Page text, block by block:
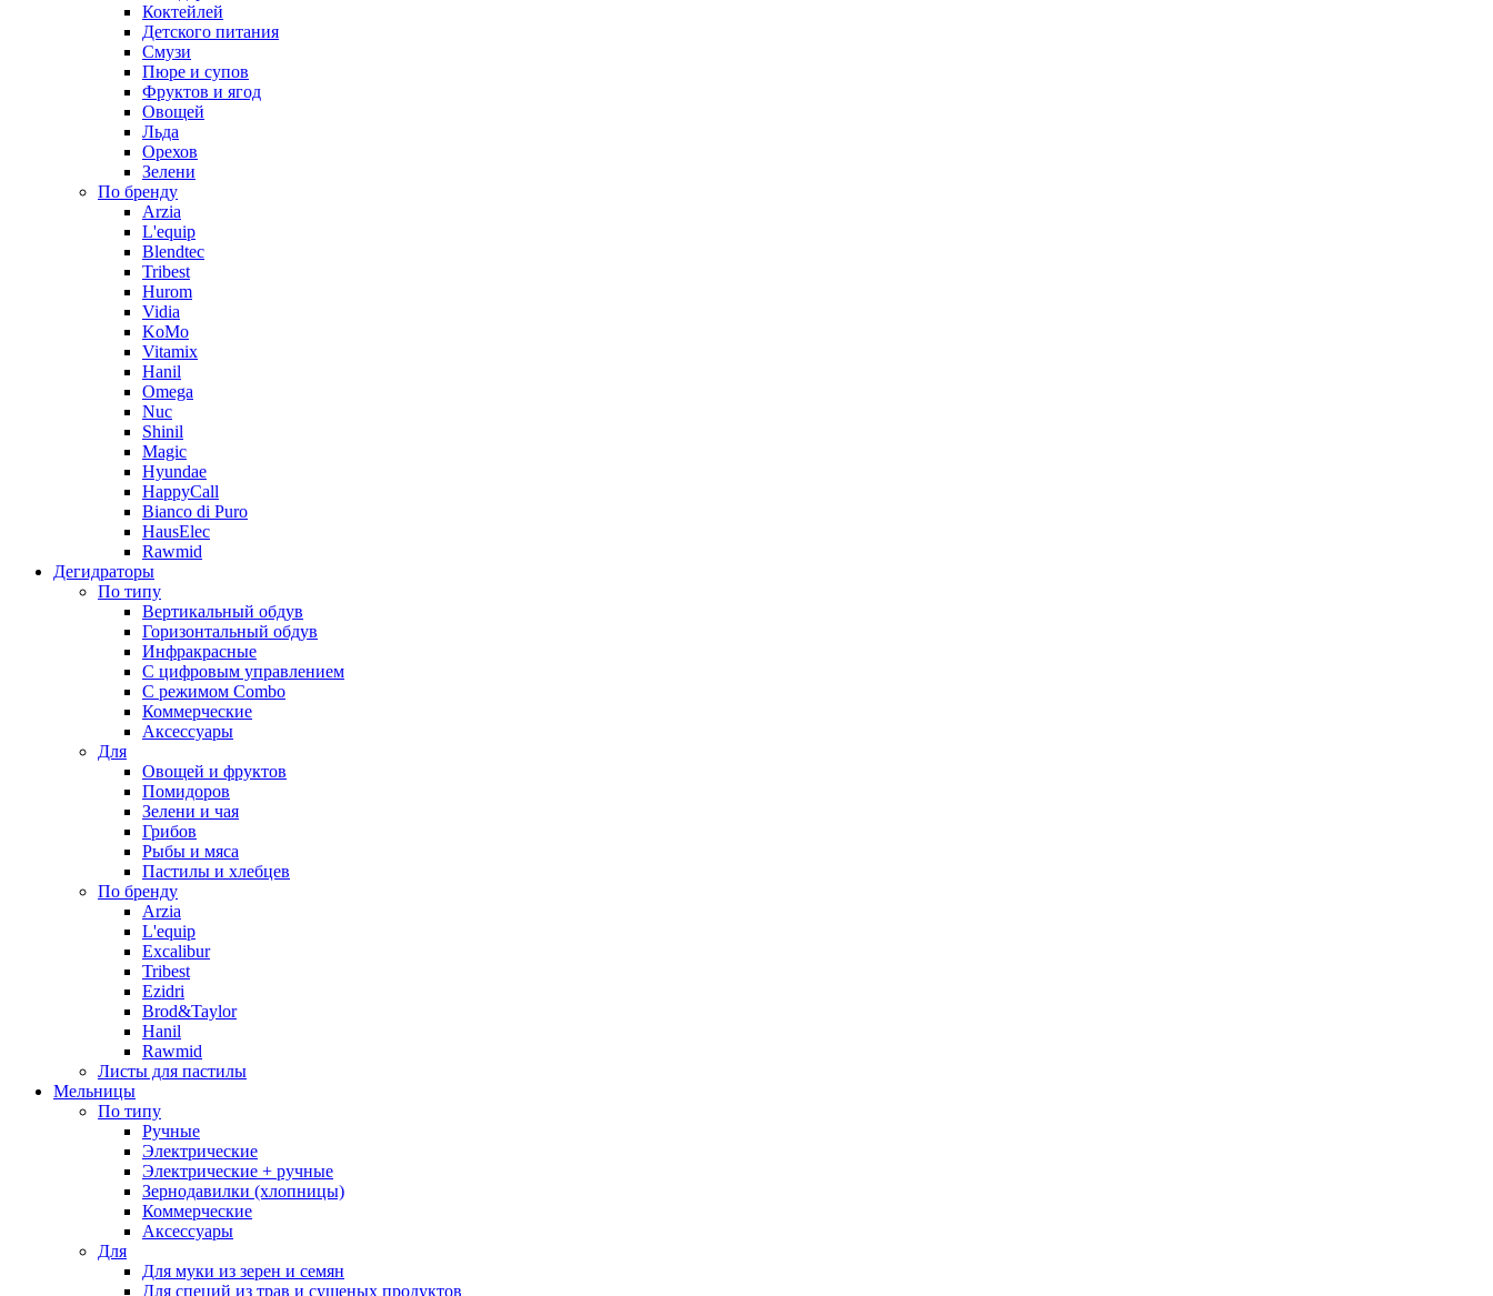
Коктейлей
Детского питания
Смузи
Пюре и супов
Фруктов и ягод
Овощей
Льда
Орехов
Зелени
По бренду
Arzia
L'equip
Blendtec
Tribest
Hurom
Vidia
KoMo
Vitamix
Hanil
Omega
Nuc
Shinil
Magic
Hyundae
HappyCall
Bianco di Puro
HausElec
Rawmid
Дегидраторы
По типу
Вертикальный обдув
Горизонтальный обдув
Инфракрасные
С цифровым управлением
С режимом Combo
Коммерческие
Аксессуары
Для
Овощей и фруктов
Помидоров
Зелени и чая
Грибов
Рыбы и мяса
Пастилы и хлебцев
По бренду
Arzia
L'equip
Excalibur
Tribest
Ezidri
Brod&Taylor
Hanil
Rawmid
Листы для пастилы
Мельницы
По типу
Ручные
Электрические
Электрические + ручные
Зернодавилки (хлопницы)
Коммерческие
Аксессуары
Для
Для муки из зерен и семян
Для специй из трав и сушеных продуктов